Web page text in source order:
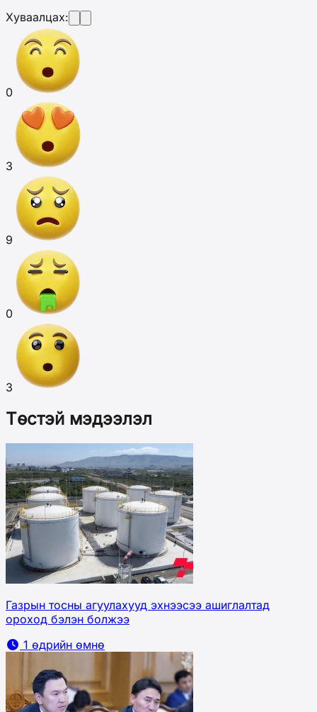
Хуваалцах:
0
3
9
0
3
Төстэй мэдээлэл
Газрын тосны агуулахууд эхнээсээ ашиглалтад
ороход бэлэн болжээ
1 өдрийн өмнө